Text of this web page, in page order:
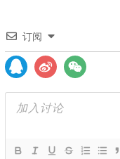
订阅